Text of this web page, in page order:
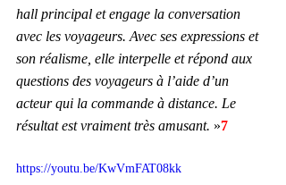
hall principal et engage la conversation
avec les voyageurs. Avec ses expressions et
son réalisme, elle interpelle et répond aux
questions des voyageurs à l’aide d’un
acteur qui la commande à distance. Le
résultat est vraiment très amusant. »7
https://youtu.be/KwVmFAT08kk